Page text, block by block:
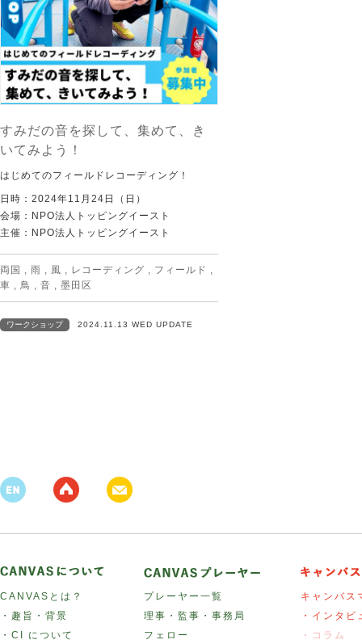
すみだの音を探して、集めて、き
いてみよう！
はじめてのフィールドレコーディング！
日時：2024年11月24日（日）
会場：NPO法人トッピングイースト
主催：NPO法人トッピングイースト
両国 , 雨 , 風 , レコーディング , フィールド ,
車 , 鳥 , 音 , 墨田区
ワークショップ 2024.11.13 WED UPDATE
CANVASとは？
・趣旨・背景
・CI について
プレーヤー一覧
理事・監事・事務局
フェロー
キャンバス
・インタビ
・コラム